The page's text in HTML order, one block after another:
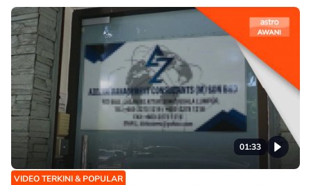
01:33
VIDEO TERKINI & POPULAR